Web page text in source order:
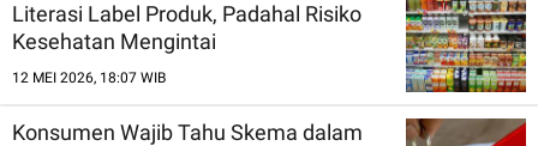
Literasi Label Produk, Padahal Risiko
Kesehatan Mengintai
12 MEI 2026, 18:07 WIB
Konsumen Wajib Tahu Skema dalam